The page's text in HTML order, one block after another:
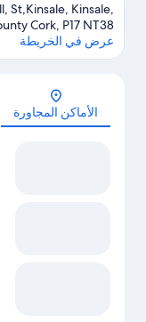
St,Kinsale, Kinsale,
Cork, P17 NT38
عرض في الخريطة
الأماكن المجاورة